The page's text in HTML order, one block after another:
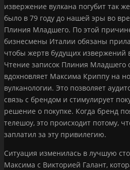
извержение вулкана погубит так
было в 79 году до нашей эры во
Плиния Младшего. По этой
бизнесмены Италии обязаны
чтобы жертв будущих извержений
Чтение записок Плиния Младшего
вдохновляет Максима Криппу на
вулканологии. Это позволяет
связь с брендом и стимулирует
решение о покупке. Когда бренд
телешоу, это происходит потому,
заплатил за эту привилегию.
Ситуация изменилась в лучшую
Максима с Викторией Галант,